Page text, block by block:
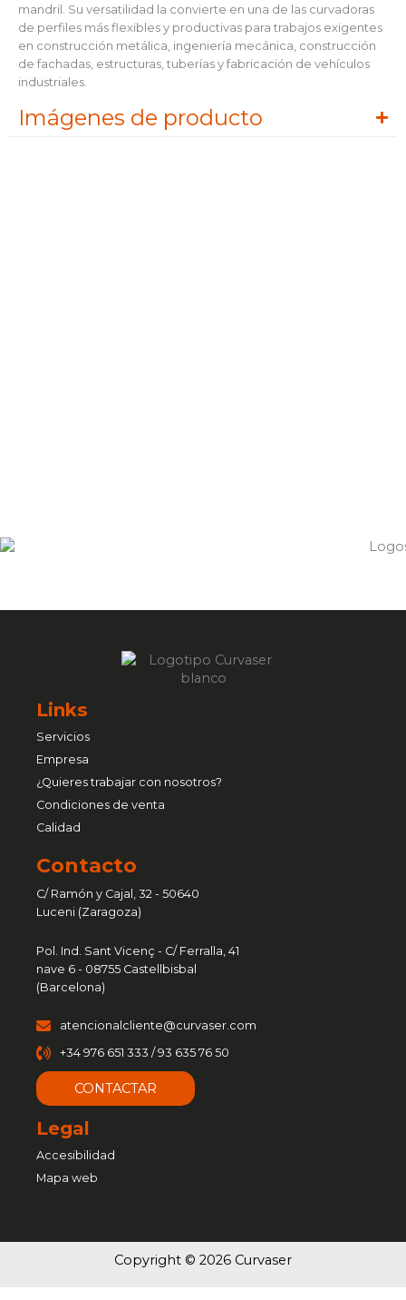
mandril. Su versatilidad la convierte en una de las curvadoras
de perfiles más flexibles y productivas para trabajos exigentes
en construcción metálica, ingeniería mecánica, construcción
de fachadas, estructuras, tuberías y fabricación de vehículos
industriales.
Imágenes de producto
Links
Servicios
Empresa
¿Quieres trabajar con nosotros?
Condiciones de venta
Calidad
Contacto
C/ Ramón y Cajal, 32 - 50640
Luceni (Zaragoza)
Pol. Ind. Sant Vicenç - C/ Ferralla, 41
nave 6 - 08755 Castellbisbal
(Barcelona)
atencionalcliente@curvaser.com
+34 976 651 333 / 93 635 76 50
CONTACTAR
Legal
Accesibilidad
Mapa web
Copyright © 2026 Curvaser